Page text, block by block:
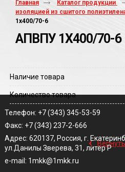
Главная Каталог продукции
изоляцией из сшитого
1х400/70-6
АПВПУ 1Х400/70-6
Наличие товара
Количество товара
‹
Телефон: +7 (343) 345-53-59
Факс: +7 (343) 237-2-666
Адрес: 620137, Россия, г.
ул.Данилы Зверева, 31, литер Р
e-mail: 1mkk@1mkk.ru